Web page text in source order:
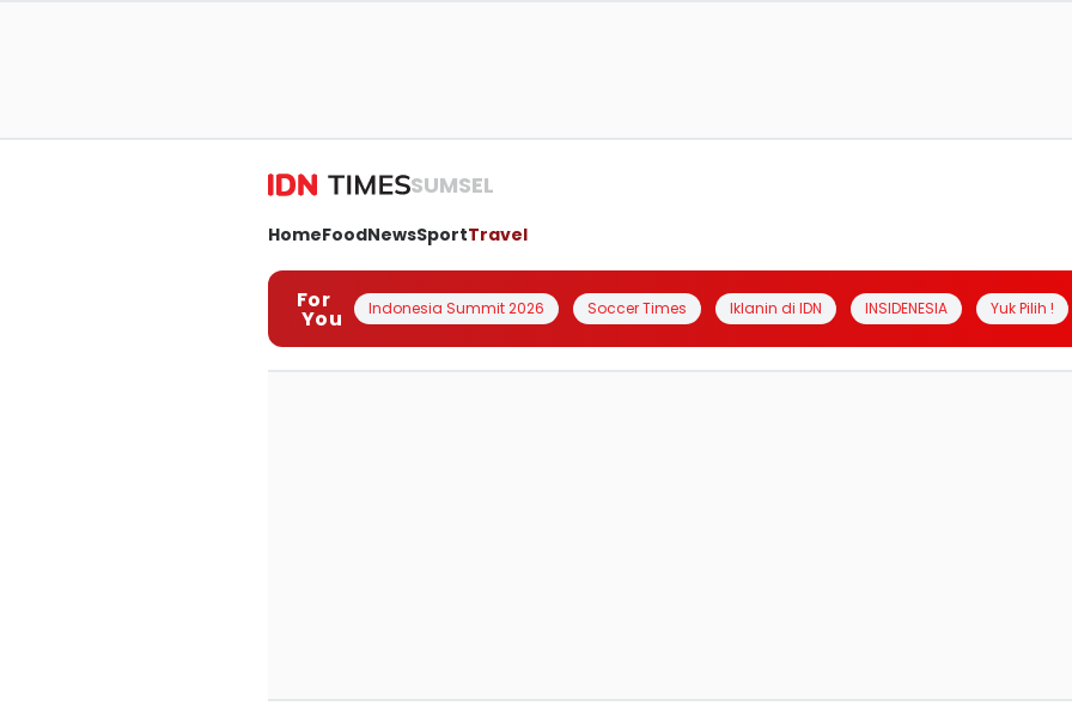
SUMSEL
HomeFoodNewsSportTravel
For
You Indonesia Summit 2026 Soccer Times Iklanin di IDN INSIDENESIA Yuk Pilih !